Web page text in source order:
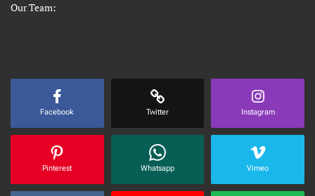
Our Team:
Facebook Twitter Instagram
Pinterest Whatsapp Vimeo